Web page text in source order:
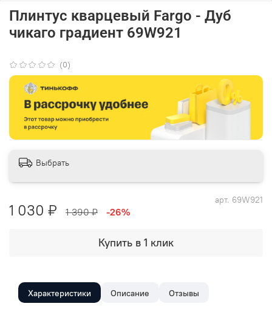
(0)
арт. 69W921
Плинтус кварцевый Fargo - Дуб
чикаго градиент 69W921
1 030 ₽ 1 390 ₽ -26%
Купить в 1 клик
Выбрать
Характеристики Описание Отзывы